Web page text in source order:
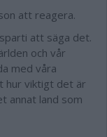
att reagera.
att säga det.
och vår
med våra
hur viktigt det är
annat land som